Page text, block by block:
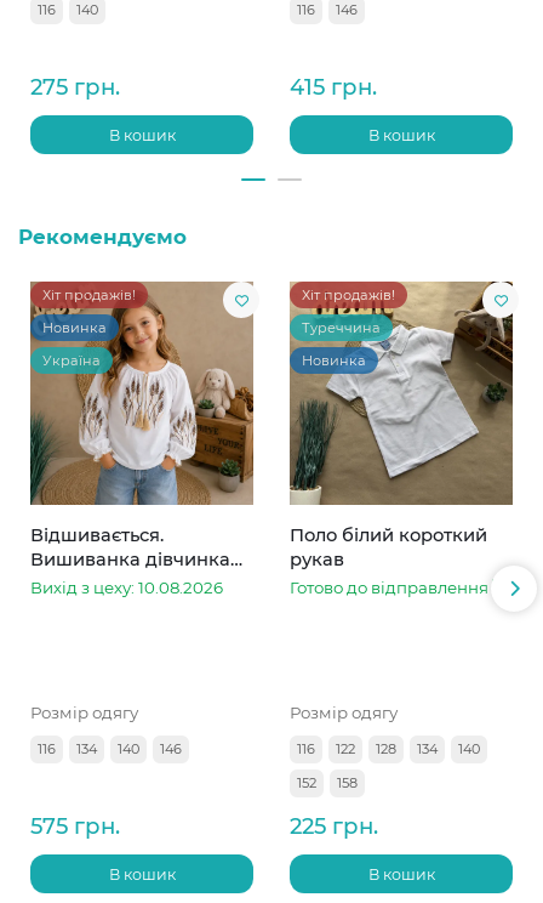
116 140
275 грн.
В кошик
116 146
415 грн.
В кошик
Рекомендуємо
Хіт продажів!
Новинка
Україна
Відшивається.
Вишиванка дівчинка
колоски
Вихід з цеху: 10.08.2026
Розмір одягу
116 134 140 146
575 грн.
В кошик
Хіт продажів!
Туреччина
Новинка
Поло білий короткий
рукав
Готово до відправлення
Розмір одягу
116 122 128 134
140
152
158
225 грн.
В кошик